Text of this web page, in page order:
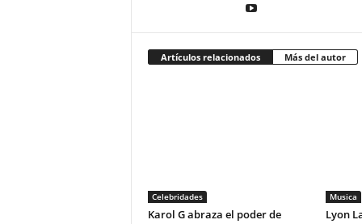
Artículos relacionados Más del autor
Celebridades
Karol G abraza el poder de
Musica
Lyon